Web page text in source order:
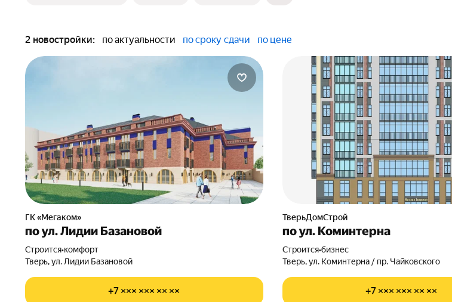
2 новостройки: по актуальности по сроку сдачи по цене
ГК «Мегаком»
по ул. Лидии Базановой
Строится•комфорт
Тверь, ул. Лидии Базановой
+7 ××× ××× ×× ××
ТверьДомСтрой
по ул. Коминтерна
Строится•бизнес
Тверь, ул. Коминтерна / пр. Чайковского
+7 ××× ××× ×× ××